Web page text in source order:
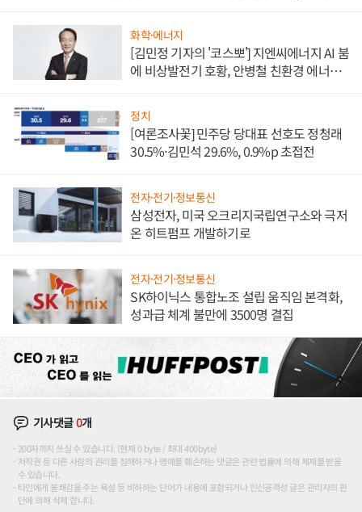
화학·에너지
[김민정 기자의 '코스뽀'] 지엔씨에너지 AI 붐
에 비상발전기 호황, 안병철 친환경 에너지
정치
[여론조사꽃] 민주당 당대표 선호도 정청래
30.5%·김민석 29.6%, 0.9%p 초접전
전자·전기·정보통신
삼성전자, 미국 오크리지국립연구소와 극저
온 히트펌프 개발하기로
전자·전기·정보통신
SK하이닉스 통합노조 설립 움직임 본격화,
성과급 체계 불만에 3500명 결집
기사댓글0개
200자까지 쓰실 수 있습니다. (현재 0 byte / 최대 400byte)
저작권 등 다른 사람의 권리를 침해하거나 명예를 훼손하는 댓글은 관련 법률에 의해 제재를 받을
수 있습니다.
타인에게 불쾌감을 주는 욕설 등 비하하는 단어가 내용에 포함되거나 인신공격성 글은 관리자의 판
단에 의해 삭제 합니다.